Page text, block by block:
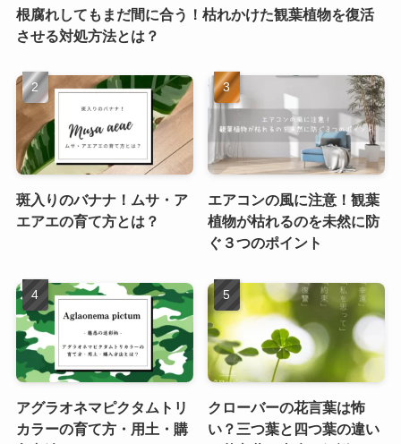
根腐れしてもまだ間に合う！枯れかけた観葉植物を復活
させる対処方法とは？
斑入りのバナナ！ムサ・ア
エアエの育て方とは？
エアコンの風に注意！観葉
植物が枯れるのを未然に防
ぐ３つのポイント
アグラオネマピクタムトリ
カラーの育て方・用土・購
クローバーの花言葉は怖
い？三つ葉と四つ葉の違い